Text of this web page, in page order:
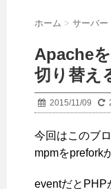
ホーム > サーバー
Apache
切り替え
2015/11/09
今回はこのブ
mpmをprefork
eventだとPHP